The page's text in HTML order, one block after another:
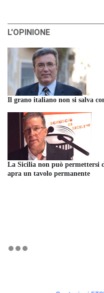
L'OPINIONE
Il grano italiano non si salva
La Sicilia non può permettersi
apra un tavolo permanente